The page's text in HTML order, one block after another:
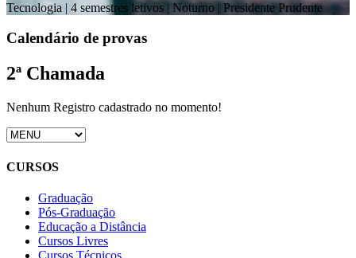
Tecnologia | 4 semestres letivos | Noturno | Presidente Prudente
Calendário de provas
2ª Chamada
Nenhum Registro cadastrado no momento!
CURSOS
Graduação
Pós-Graduação
Educação a Distância
Cursos Livres
Cursos Técnicos